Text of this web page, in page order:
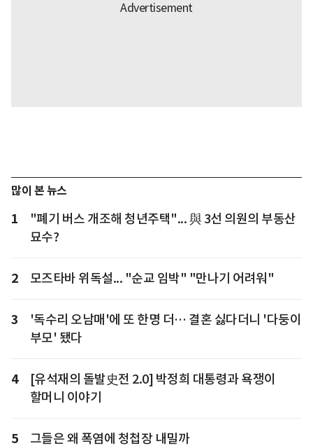
많이 본 뉴스
1
"폐기 버스 개조해 청년주택"... 與 3선 의원의 부동산
묘수?
2 모즈타바 위독설... "순교 임박" "만나기 어려워"
3
'독수리 오남매'에 또 한명 더… 결혼 싫다더니 '다둥이
부모' 됐다
4
[유석재의 돌발史전 2.0] 박정희 대통령과 욕쟁이
할머니 이야기
5 그들은 왜 폭염에 청첩장 내밀까